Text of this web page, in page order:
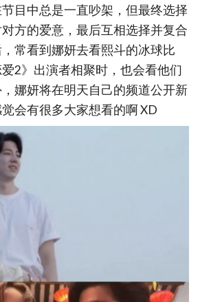
目中总是一直吵架，但最终选择
方的爱意，最后互相选择并复合
常看到娜妍去看熙斗的冰球比
2》出演者相聚时，也会看他们
娜妍将在明天自己的频道公开新
会有很多大家想看的啊 XD